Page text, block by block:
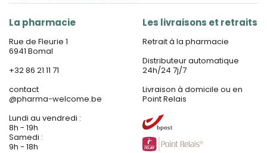
La pharmacie
Rue de Fleurie 1
6941 Bomal
+32 86 21 11 71
contact
@pharma-welcome.be
Lundi au vendredi :
8h - 19h
Samedi :
9h - 18h
Les livraisons et retraits
Retrait à la pharmacie
Distributeur automatique
24h/24 7j/7
Livraison à domicile ou en
Point Relais